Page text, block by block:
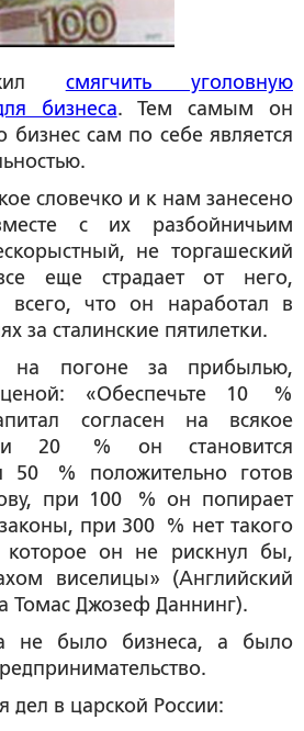
смягчить уголовную
бизнеса. Тем самым он
бизнес сам по себе является
словечко и к нам занесено
с их разбойничьим
не торгашеский
еще страдает от него,
всего, что он наработал в
за сталинские пятилетки.
на погоне за прибылью,
«Обеспечьте 10 %
согласен на всякое
20 % он становится
50 % положительно готов
при 100 % он попирает
при 300 % нет такого
которое он не рискнул бы,
виселицы» (Английский
Томас Джозеф Даннинг).
не было бизнеса, а было
в царской России: